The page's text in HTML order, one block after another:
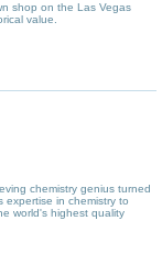
shop on the Las Vegas
value.
chemistry genius turned
expertise in chemistry to
world's highest quality